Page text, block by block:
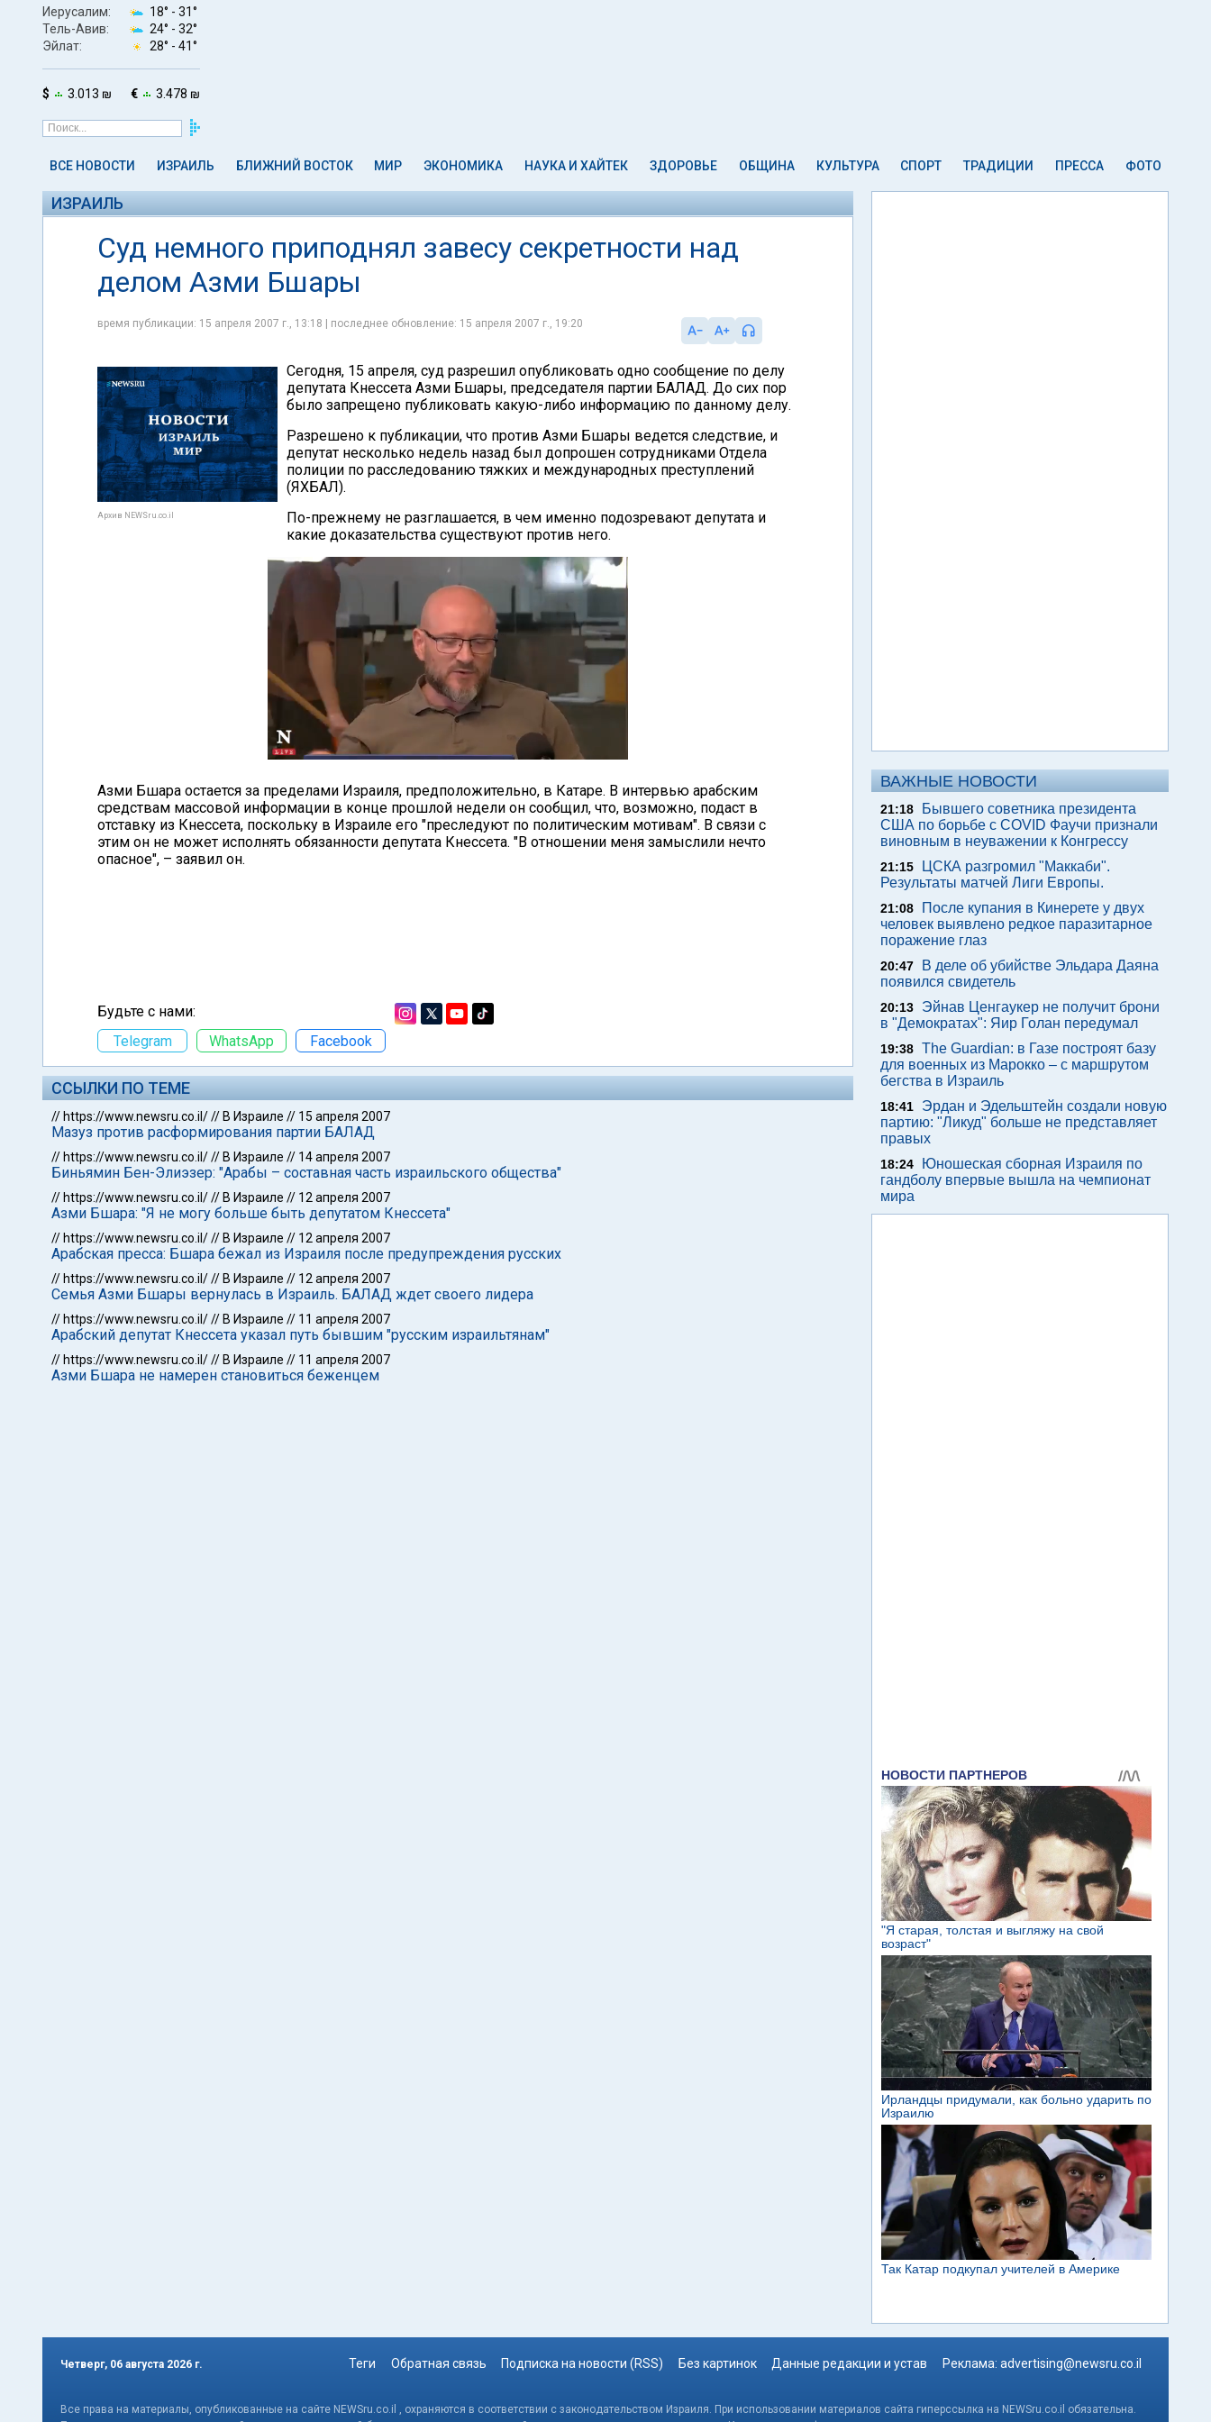
Иерусалим: 18° - 31°
Тель-Авив:
24° - 32°
Эйлат:
28° - 41°
$ 3.013 ₪ € 3.478 ₪
ВСЕ НОВОСТИ ИЗРАИЛЬ БЛИЖНИЙ ВОСТОК МИР ЭКОНОМИКА НАУКА И ХАЙТЕК ЗДОРОВЬЕ ОБЩИНА КУЛЬТУРА СПОРТ ТРАДИЦИИ ПРЕССА ФОТО
ИЗРАИЛЬ
Суд немного приподнял завесу секретности над
делом Азми Бшары
время публикации: 15 апреля 2007 г., 13:18 | последнее обновление: 15 апреля 2007 г., 19:20
Архив NEWSru.co.il
Сегодня, 15 апреля, суд разрешил опубликовать одно сообщение по делу
депутата Кнессета Азми Бшары, председателя партии БАЛАД. До сих пор
было запрещено публиковать какую-либо информацию по данному делу.
Разрешено к публикации, что против Азми Бшары ведется следствие, и
депутат несколько недель назад был допрошен сотрудниками Отдела
полиции по расследованию тяжких и международных преступлений
(ЯХБАЛ).
По-прежнему не разглашается, в чем именно подозревают депутата и
какие доказательства существуют против него.
Азми Бшара остается за пределами Израиля, предположительно, в Катаре. В интервью арабским
средствам массовой информации в конце прошлой недели он сообщил, что, возможно, подаст в
отставку из Кнессета, поскольку в Израиле его "преследуют по политическим мотивам". В связи с
этим он не может исполнять обязанности депутата Кнессета. "В отношении меня замыслили нечто
опасное", – заявил он.
Будьте с нами:
Telegram
WhatsApp Facebook
ССЫЛКИ ПО ТЕМЕ
// https://www.newsru.co.il/// В Израиле // 15 апреля 2007
Мазуз против расформирования партии БАЛАД
// https://www.newsru.co.il/// В Израиле // 14 апреля 2007
Биньямин Бен-Элиэзер: "Арабы – составная часть израильского общества"
// https://www.newsru.co.il/// В Израиле // 12 апреля 2007
Азми Бшара: "Я не могу больше быть депутатом Кнессета"
// https://www.newsru.co.il/// В Израиле // 12 апреля 2007
Арабская пресса: Бшара бежал из Израиля после предупреждения русских
// https://www.newsru.co.il/// В Израиле // 12 апреля 2007
Семья Азми Бшары вернулась в Израиль. БАЛАД ждет своего лидера
// https://www.newsru.co.il/// В Израиле // 11 апреля 2007
Арабский депутат Кнессета указал путь бывшим "русским израильтянам"
// https://www.newsru.co.il/// В Израиле // 11 апреля 2007
Азми Бшара не намерен становиться беженцем
ВАЖНЫЕ НОВОСТИ
21:18
Бывшего советника президента
США по борьбе с COVID Фаучи признали
виновным в неуважении к Конгрессу
21:15
ЦСКА разгромил "Маккаби".
Результаты матчей Лиги Европы.
21:08
После купания в Кинерете у двух
человек выявлено редкое паразитарное
поражение глаз
20:47
В деле об убийстве Эльдара Даяна
появился свидетель
20:13
Эйнав Ценгаукер не получит брони
в "Демократах": Яир Голан передумал
19:38 The Guardian: в Газе построят базу
для военных из Марокко – с маршрутом
бегства в Израиль
18:41
Эрдан и Эдельштейн создали новую
партию: "Ликуд" больше не представляет
правых
18:24
Юношеская сборная Израиля по
гандболу впервые вышла на чемпионат
мира
Четверг, 06 августа 2026 г. Теги Обратная связь Подписка на новости (RSS) Без картинок Данные редакции и устав Реклама: advertising@newsru.co.il
Все права на материалы, опубликованные на сайте NEWSru.co.il , охраняются в соответствии с законодательством Израиля. При использовании материалов сайта гиперссылка на NEWSru.co.il обязательна.